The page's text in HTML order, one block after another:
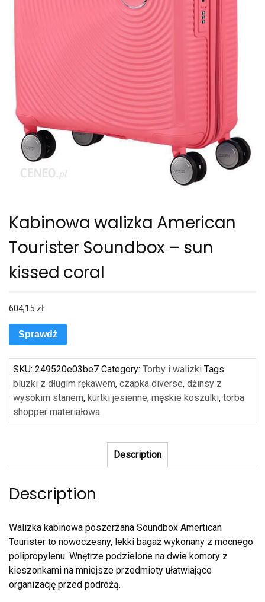
Kabinowa walizka American
Tourister Soundbox – sun
kissed coral
604,15 zł
Sprawdź
SKU: 249520e03be7 Category: Torby i walizki Tags:
bluzki z długim rękawem, czapka diverse, dżinsy z
wysokim stanem, kurtki jesienne, męskie koszulki, torba
shopper materiałowa
Description
Description
Walizka kabinowa poszerzana Soundbox Amertican
Tourister to nowoczesny, lekki bagaż wykonany z mocnego
polipropylenu. Wnętrze podzielone na dwie komory z
kieszonkami na mniejsze przedmioty ułatwiające
organizację przed podróżą.